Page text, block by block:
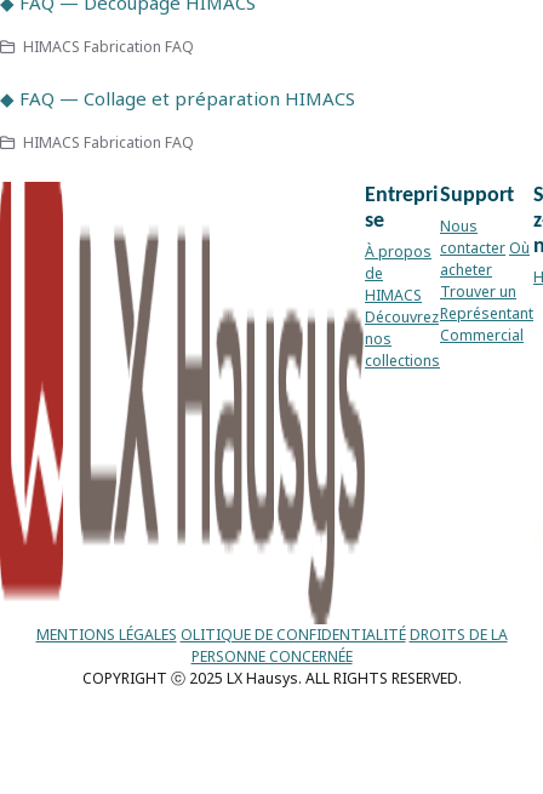
HIMACS Fabrication FAQ
◆ FAQ — Collage et préparation HIMACS
HIMACS Fabrication FAQ
Entrepri
se
À propos
de
HIMACS
Découvrez
nos
collections
Support
Nous
contacterOù
acheter
Trouver un
Représentant
Commercial
MENTIONS LÉGALES OLITIQUE DE CONFIDENTIALITÉ DROITS DE LA
PERSONNE CONCERNÉE
COPYRIGHT ⓒ 2025 LX Hausys. ALL RIGHTS RESERVED.